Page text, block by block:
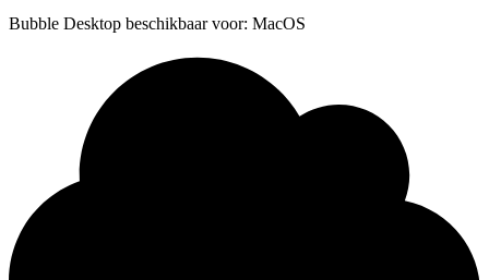
Bubble Desktop beschikbaar voor: MacOS